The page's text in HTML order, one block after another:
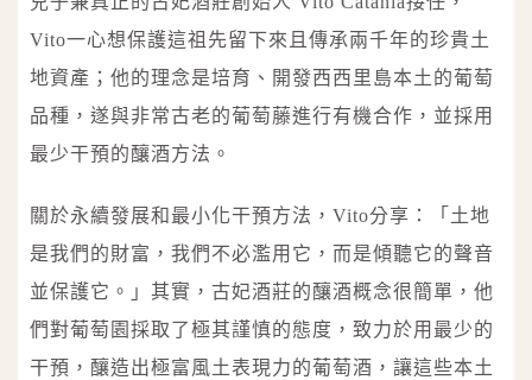
Vito一心想保護這祖先留下來且傳承兩千年的珍貴土
地資產；他的理念是培育、開發西西里島本土的葡萄
品種，遂與非常古老的葡萄藤進行有機合作，並採用
最少干預的釀酒方法。
關於永續發展和最小化干預方法，Vito分享：「土地
是我們的財富，我們不必濫用它，而是傾聽它的聲音
並保護它。」其實，古妃酒莊的釀酒概念很簡單，他
們對葡萄園採取了極其謹慎的態度，致力於用最少的
干預，釀造出極富風土表現力的葡萄酒，讓這些本土